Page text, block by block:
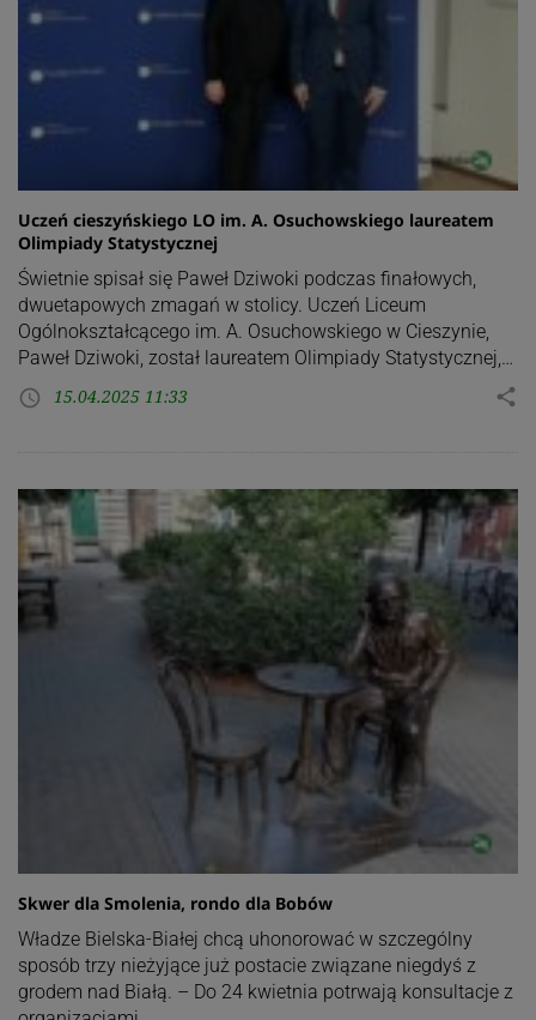
Uczeń cieszyńskiego LO im. A. Osuchowskiego laureatem
Olimpiady Statystycznej
Świetnie spisał się Paweł Dziwoki podczas finałowych,
dwuetapowych zmagań w stolicy. Uczeń Liceum
Ogólnokształcącego im. A. Osuchowskiego w Cieszynie,
Paweł Dziwoki, został laureatem Olimpiady Statystycznej,…
access_time 15.04.2025 11:33 share
Skwer dla Smolenia, rondo dla Bobów
Władze Bielska-Białej chcą uhonorować w szczególny
sposób trzy nieżyjące już postacie związane niegdyś z
grodem nad Białą. – Do 24 kwietnia potrwają konsultacje z